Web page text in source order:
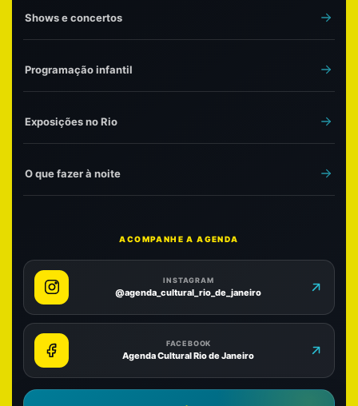
Shows e concertos
Programação infantil
Exposições no Rio
O que fazer à noite
ACOMPANHE A AGENDA
INSTAGRAM
@agenda_cultural_rio_de_janeiro
FACEBOOK
Agenda Cultural Rio de Janeiro